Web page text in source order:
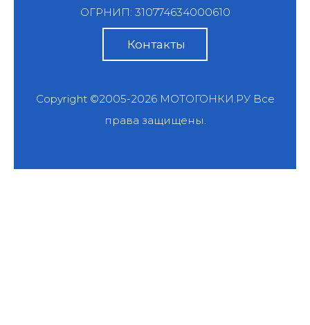
ОГРНИП: 310774634000610
Контакты
Copyright ©2005-2026 МОТОГОНКИ.РУВсе
права защищены.